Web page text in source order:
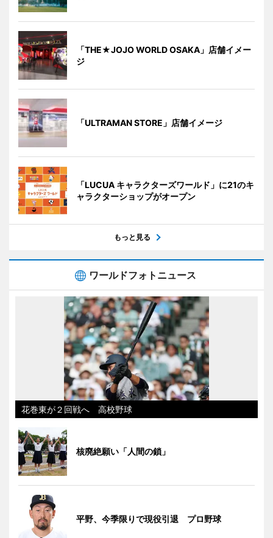
「THE★JOJO WORLD OSAKA」店舗イメー
ジ
「ULTRAMAN STORE」店舗イメージ
「LUCUA キャラクターズワールド」に21のキ
ャラクターショップがオープン
もっと見る
ワールドフォトニュース
花巻東が２回戦へ 高校野球
核廃絶願い「人間の鎖」
平野、今季限りで現役引退 プロ野球